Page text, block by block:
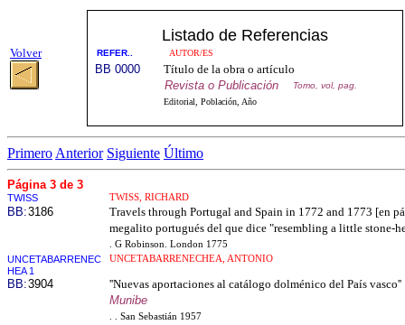
Volver
Listado de Referencias
REFER.. AUTOR/ES
BB 0000
Título de la obra o artículo
Revista o Publicación
Tomo, vol, pag.
Editorial, Población, Año
Primero Anterior Siguiente Último
Página 3 de 3
TWISS TWISS, RICHARD
BB:3186
Travels through Portugal and Spain in 1772 and 1773 [en
megalito portugués del que dice "resembling a little stone-
. G Robinson. London 1775
UNCETABARRENEC UNCETABARRENECHEA, ANTONIO
HEA 1
BB:3904
''Nuevas aportaciones al catálogo dolménico del País vasco''
Munibe
. . San Sebastián 1957